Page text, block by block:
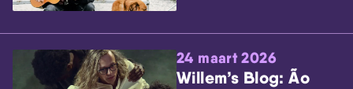
24 maart 2026
Willem’s Blog: Ão